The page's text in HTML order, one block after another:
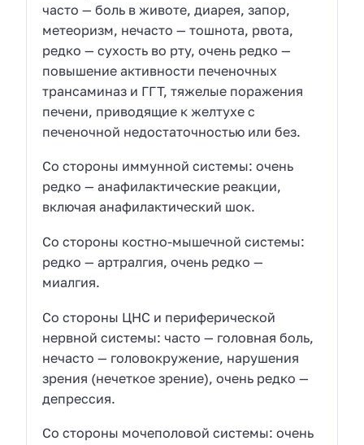
часто — боль в животе, диарея, запор,
метеоризм, нечасто — тошнота, рвота,
редко — сухость во рту, очень редко —
повышение активности печеночных
трансаминаз и ГГТ, тяжелые поражения
печени, приводящие к желтухе с
печеночной недостаточностью или без.
Со стороны иммунной системы: очень
редко — анафилактические реакции,
включая анафилактический шок.
Со стороны костно-мышечной системы:
редко — артралгия, очень редко —
миалгия.
Со стороны ЦНС и периферической
нервной системы: часто — головная боль,
нечасто — головокружение, нарушения
зрения (нечеткое зрение), очень редко —
депрессия.
Со стороны мочеполовой системы: очень